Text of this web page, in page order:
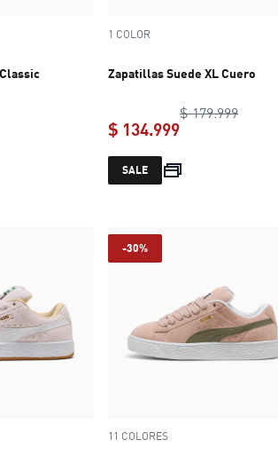
price $ 149.999
1 COLOR
Zapatillas Suede XL Cuero
$ 179.999
$ 134.999
current price $
SALE
-30%
11 COLORES